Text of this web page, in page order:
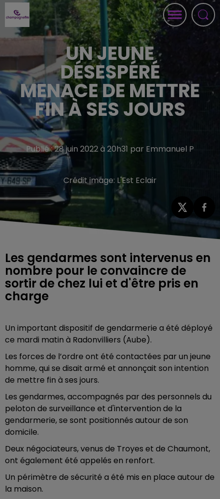
UN JEUNE
DÉSESPÉRÉ
MENACE DE METTRE
FIN À SES JOURS
Publié : 28 juin 2022 à 20h31 par Emmanuel P
Crédit image: L'Est Eclair
Les gendarmes sont intervenus en
nombre pour le convaincre de
sortir de chez lui et d'être pris en
charge
Un important dispositif de gendarmerie a été déployé
ce mardi matin à Radonvilliers (Aube).
Les forces de l’ordre ont été contactées par un jeune
homme, qui se disait armé et annonçait son intention
de mettre fin à ses jours.
Les gendarmes, accompagnés par des personnels du
peloton de surveillance et d'intervention de la
gendarmerie, se sont positionnés autour de son
domicile.
Deux négociateurs, venus de Troyes et de Chaumont,
ont également été appelés en renfort.
Un périmètre de sécurité a été mis en place autour de
la maison.